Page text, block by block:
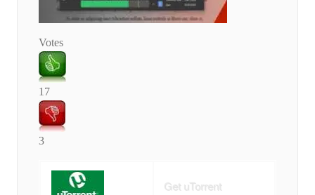
Votes
17
3
Get uTorrent